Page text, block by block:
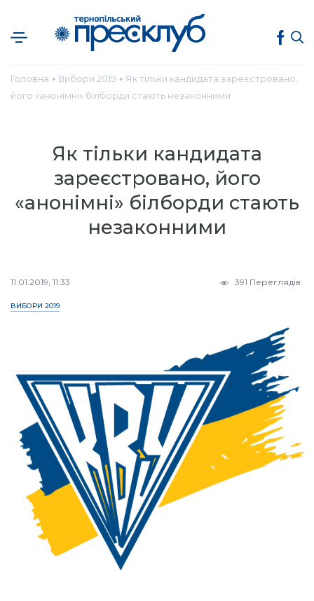
Головна ● Вибори 2019 ● Як тільки кандидата зареєстровано,
його «анонімні» білборди стають незаконними
Як тільки кандидата
зареєстровано, його
«анонімні» білборди стають
незаконними
11.01.2019, 11:33 391 Переглядів
ВИБОРИ 2019